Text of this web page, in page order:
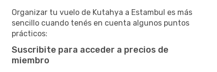
Organizar tu vuelo de Kutahya a Estambul es más
sencillo cuando tenés en cuenta algunos puntos
prácticos:
Suscribite para acceder a precios de
miembro